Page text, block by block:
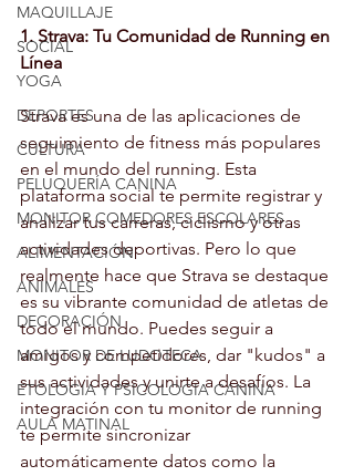
MAQUILLAJE
SOCIAL
YOGA
DEPORTES
CULTURA
PELUQUERÍA CANINA
MONITOR COMEDORES ESCOLARES
ALIMENTACIÓN
ANIMALES
DECORACIÓN
MONITOR DE LUDOTECA
ETOLOGIA Y PSICOLOGIA CANINA
AULA MATINAL
1. Strava: Tu Comunidad de Running en
Línea
Strava es una de las aplicaciones de
seguimiento de fitness más populares
en el mundo del running. Esta
plataforma social te permite registrar y
analizar tus carreras, ciclismo y otras
actividades deportivas. Pero lo que
realmente hace que Strava se destaque
es su vibrante comunidad de atletas de
todo el mundo. Puedes seguir a
amigos y competidores, dar "kudos" a
sus actividades y unirte a desafíos. La
integración con tu monitor de running
te permite sincronizar
automáticamente datos como la